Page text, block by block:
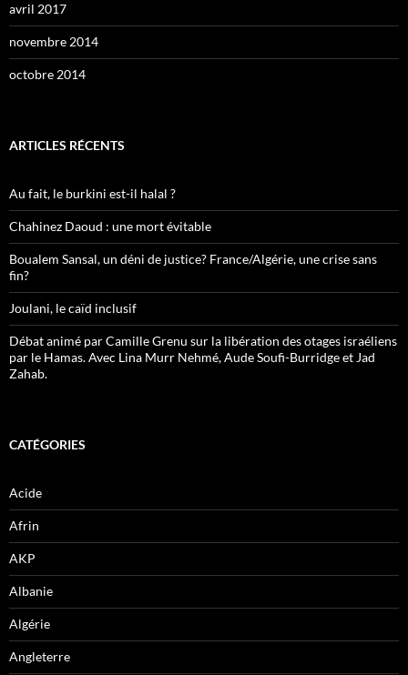
avril 2017
novembre 2014
octobre 2014
ARTICLES RÉCENTS
Au fait, le burkini est-il halal ?
Chahinez Daoud : une mort évitable
Boualem Sansal, un déni de justice? France/Algérie, une crise sans
fin?
Joulani, le caïd inclusif
Débat animé par Camille Grenu sur la libération des otages israéliens
par le Hamas. Avec Lina Murr Nehmé, Aude Soufi-Burridge et Jad
Zahab.
CATÉGORIES
Acide
Afrin
AKP
Albanie
Algérie
Angleterre